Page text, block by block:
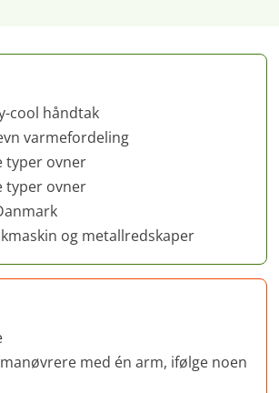
cool håndtak
varmefordeling
typer ovner
typer ovner
og metallredskaper
med én arm, ifølge noen